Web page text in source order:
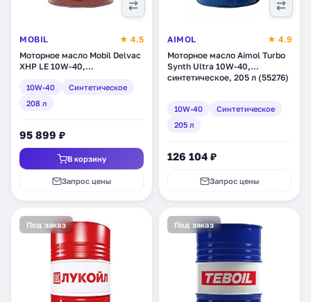
MOBIL
★ 4.5
Моторное масло Mobil Delvac
XHP LE 10W-40,
(146489)
10W-40
Синтетическое
208 л
95 899 ₽
В корзину
Запрос цены
AIMOL
★ 4.9
Моторное масло Aimol Turbo
Synth Ultra 10W-40,
синтетическое, 205 л (55276)
10W-40
Синтетическое
205 л
126 104 ₽
Запрос цены
Под заказ Под заказ